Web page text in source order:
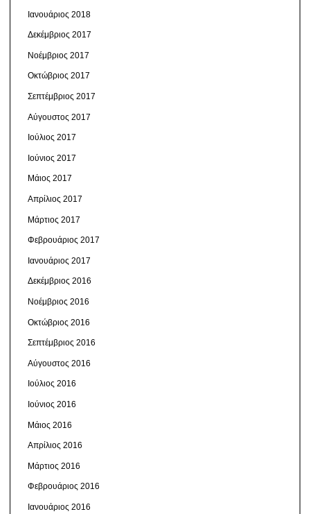
Ιανουάριος 2018
Δεκέμβριος 2017
Νοέμβριος 2017
Οκτώβριος 2017
Σεπτέμβριος 2017
Αύγουστος 2017
Ιούλιος 2017
Ιούνιος 2017
Μάιος 2017
Απρίλιος 2017
Μάρτιος 2017
Φεβρουάριος 2017
Ιανουάριος 2017
Δεκέμβριος 2016
Νοέμβριος 2016
Οκτώβριος 2016
Σεπτέμβριος 2016
Αύγουστος 2016
Ιούλιος 2016
Ιούνιος 2016
Μάιος 2016
Απρίλιος 2016
Μάρτιος 2016
Φεβρουάριος 2016
Ιανουάριος 2016